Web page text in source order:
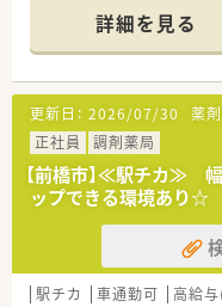
■研修制度は様々な
講可能な研修も幅
■店舗で活躍する従
となる従業員など、
を用意されています
■総合薬剤師・調剤薬
の働き方を選択でき
■調剤併設型だけでな
地内薬局」「訪問調
ます
■在宅医療にも積極
50店舗以上、無菌
■「プラチナくるみ
法人部門）認定」等
詳細を見る
更新日： 2026/07/30 薬
正社員
調剤薬局
【前橋市】≪駅チカ≫
ップできる環境あり☆
駅チカ 車通勤可 高給